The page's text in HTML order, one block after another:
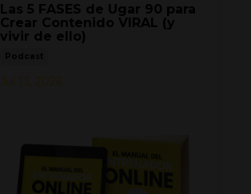
Las 5 FASES de Ugar 90 para
Crear Contenido VIRAL (y
vivir de ello)
Jul 13, 2026